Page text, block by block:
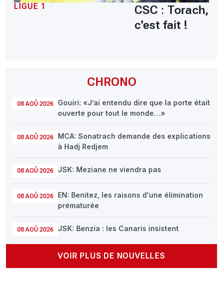
CHRONO
08 AOÛ 2026
Gouiri: «J’ai entendu dire que la porte était
ouverte pour tout le monde…»
08 AOÛ 2026
MCA: Sonatrach demande des explications
à Hadj Redjem
08 AOÛ 2026 JSK: Meziane ne viendra pas
08 AOÛ 2026
EN: Benitez, les raisons d'une élimination
prématurée
08 AOÛ 2026 JSK: Benzia : les Canaris insistent
VOIR PLUS DE NOUVELLES
LIGUE 1
CSC : Torach,
c'est fait !